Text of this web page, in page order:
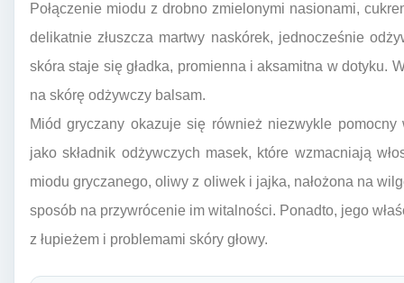
Połączenie miodu z drobno zmielonymi nasionami,
delikatnie złuszcza martwy naskórek, jednocześnie
skóra staje się gładka, promienna i aksamitna w dotyku.
na skórę odżywczy balsam.
Miód gryczany okazuje się również niezwykle
jako składnik odżywczych masek, które wzmacniają
miodu gryczanego, oliwy z oliwek i jajka, nałożona na
sposób na przywrócenie im witalności. Ponadto, jego
z łupieżem i problemami skóry głowy.